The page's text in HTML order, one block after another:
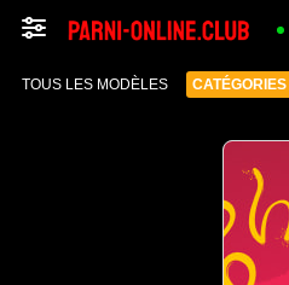
TOUS LES MODÈLES CATÉGORIES